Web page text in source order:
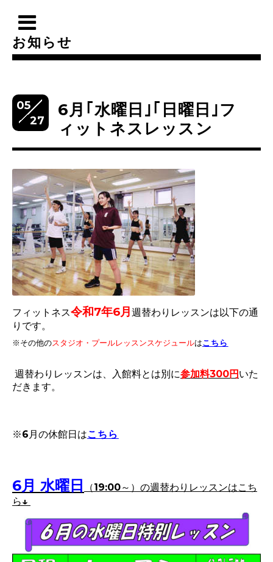
お知らせ
05
27
6月｢水曜日｣｢日曜日｣フ
ィットネスレッスン
フィットネス令和7年6月 週替わりレッスンは以下の通
りです。
※その他のスタジオ・プールレッスンスケジュールはこちら
週替わりレッスンは、入館料とは別に参加料300円 いた
だきます。
※6月の休館日はこちら
6月 水曜日 （19:00～） の週替わりレッスンはこち
ら↓